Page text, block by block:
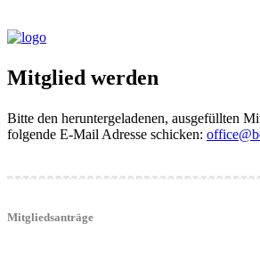
Mitglied werden
Bitte den heruntergeladenen, ausgefüllten
folgende E-Mail Adresse schicken:
Mitgliedsanträge